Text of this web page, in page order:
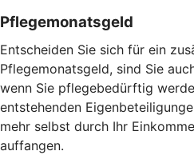
Pflegemonatsgeld
Entscheiden Sie sich für ein
Pflegemonatsgeld, sind Sie
wenn Sie pflegebedürftig
entstehenden
mehr selbst durch Ihr
auffangen.